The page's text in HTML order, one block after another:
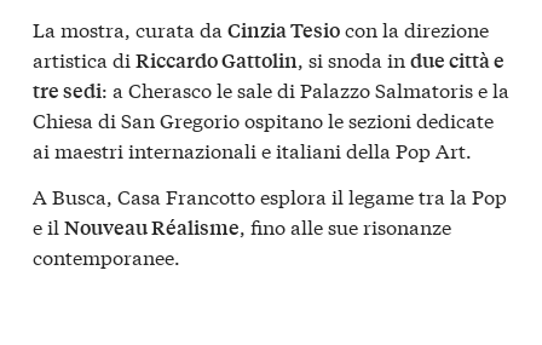
La mostra, curata da Cinzia Tesiocon la direzione
artistica di Riccardo Gattolin, si snoda in due città e
tre sedi: a Cherasco le sale di Palazzo Salmatoris e la
Chiesa di San Gregorio ospitano le sezioni dedicate
ai maestri internazionali e italiani della Pop Art.
A Busca, Casa Francotto esplora il legame tra la Pop
e il Nouveau Réalisme, fino alle sue risonanze
contemporanee.